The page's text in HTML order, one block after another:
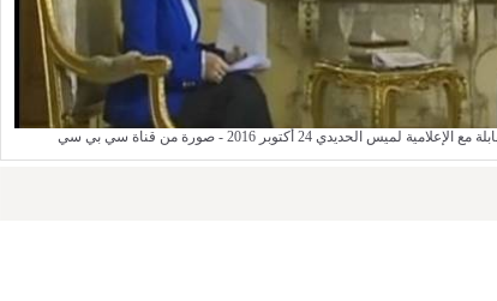
24 أكتوبر 2016 - صورة من قناة سي بي سي